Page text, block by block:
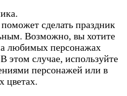
сделать праздник
Возможно, вы хотите
любимых персонажах
этом случае, используйте
персонажей или в
цветах.